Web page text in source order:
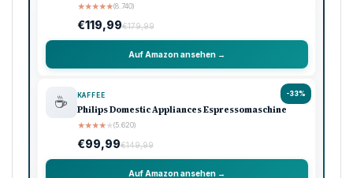
★★★★★(8.740)
€119,99€179,99
Auf Amazon ansehen →
-33%
☕ KAFFEE
Philips Domestic Appliances Espressomaschine
★★★★★(5.620)
€99,99€149,99
Auf Amazon ansehen →